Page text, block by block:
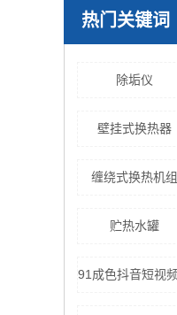
热门关键词
除垢仪
壁挂式换热器
缠绕式换热机组
贮热水罐